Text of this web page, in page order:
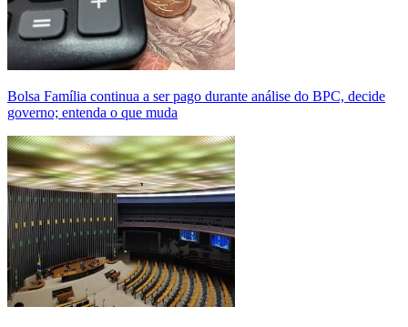
Bolsa Família continua a ser pago durante análise do BPC, decide
governo; entenda o que muda